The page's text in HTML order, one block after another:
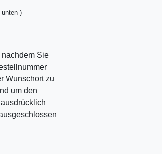
unten )
nachdem Sie
Wunschort zu
um den